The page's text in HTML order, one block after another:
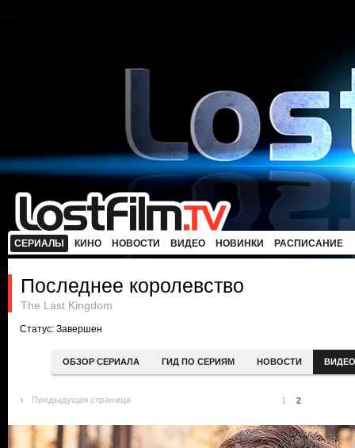
СЕРИАЛЫ КИНО НОВОСТИ ВИДЕО НОВИНКИ РАСПИСАНИЕ
Последнее королевство
The Last Kingdom
Статус: Завершен
ОБЗОР СЕРИАЛА ГИД ПО СЕРИЯМ НОВОСТИ ВИДЕО
Предыдущая страница 1 2